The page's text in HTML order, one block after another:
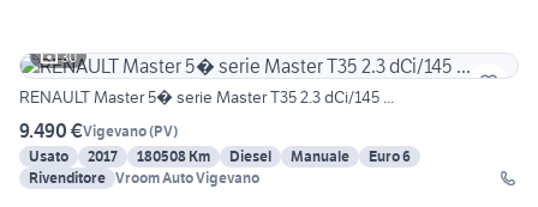
30
RENAULT Master 5� serie Master T35 2.3 dCi/145 ...
9.490 €Vigevano(PV)
Usato
2017 180508 Km Diesel Manuale
Euro 6
Rivenditore Vroom Auto Vigevano